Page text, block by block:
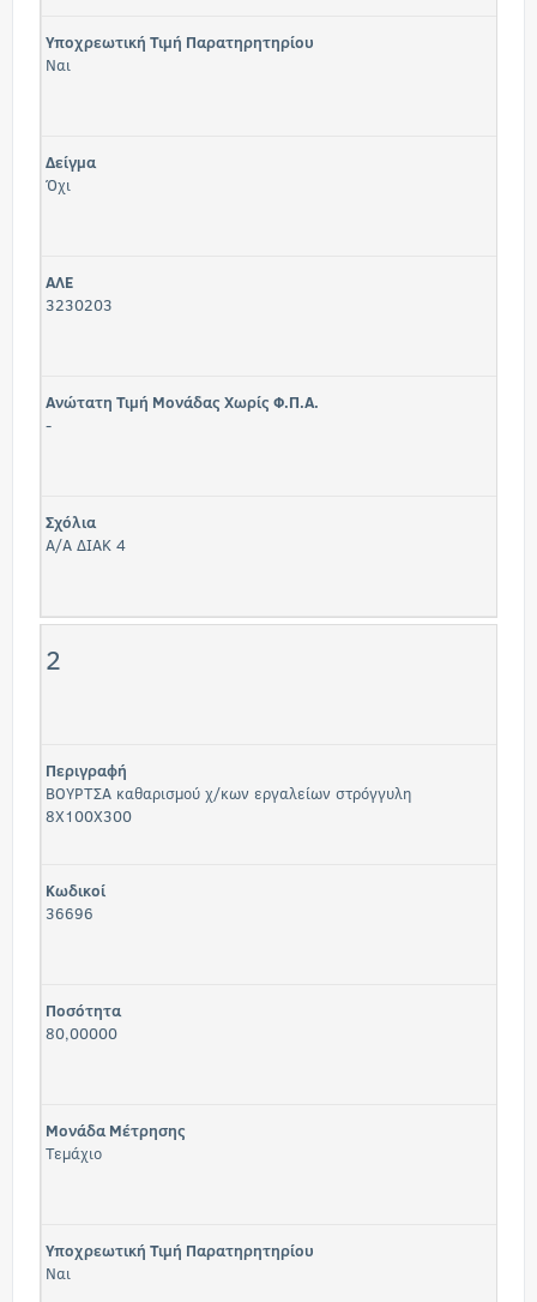
Υποχρεωτική Τιμή Παρατηρητηρίου
Ναι
Δείγμα
Όχι
ΑΛΕ
3230203
Ανώτατη Τιμή Μονάδας Χωρίς Φ.Π.Α.
-
Σχόλια
Α/Α ΔΙΑΚ 4
2
Περιγραφή
ΒΟΥΡΤΣΑ καθαρισμού χ/κων εργαλείων στρόγγυλη
8Χ100Χ300
Κωδικοί
36696
Ποσότητα
80,00000
Μονάδα Μέτρησης
Τεμάχιο
Υποχρεωτική Τιμή Παρατηρητηρίου
Ναι